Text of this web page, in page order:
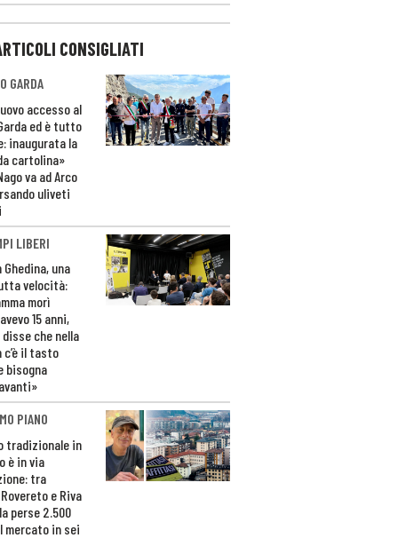
CONSIGLIATI
GARDA
accesso al
ed è tutto
inaugurata la
cartolina»
va ad Arco
uliveti
LIBERI
una
velocità:
morì
15 anni,
disse che nella
il tasto
bisogna
PIANO
tradizionale in
è in via
tra
e Riva
perse 2.500
mercato in sei